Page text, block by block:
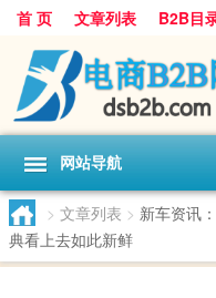
首 页 文章列表 B2B目
网站导航
> 文章列表 > 新车资讯
典看上去如此新鲜